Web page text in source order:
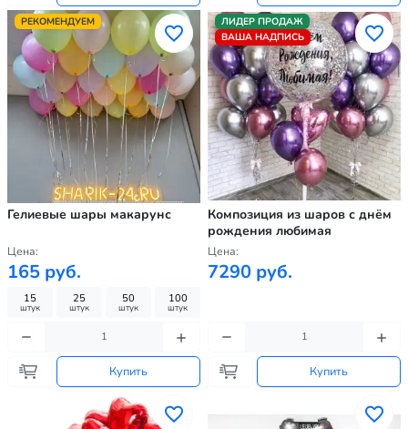
РЕКОМЕНДУЕМ
Гелиевые шары макарунс
Цена:
165 руб.
15
штук
25
штук
50
штук
100
штук
Купить
ЛИДЕР ПРОДАЖ
ВАША НАДПИСЬ
Композиция из шаров с днём
рождения любимая
Цена:
7290 руб.
Купить